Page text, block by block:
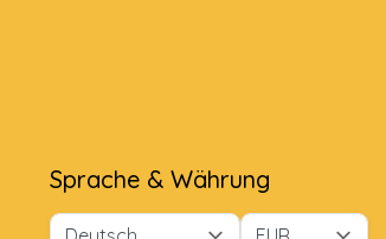
Sprache & Währung